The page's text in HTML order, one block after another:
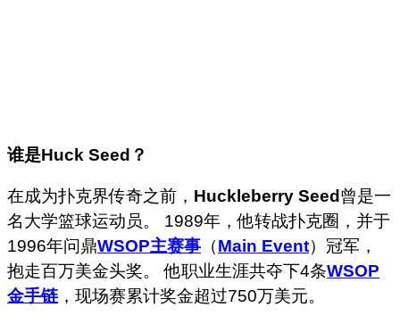
谁是Huck Seed ？
在成为扑克界传奇之前， Huckleberry Seed 曾是一
名大学篮球运动员。 1989年，他转战扑克圈，并于
1996年问鼎WSOP主赛事 （Main Event）冠军，
抱走百万美金头奖。 他职业生涯共夺下4条WSOP
金手链 ，现场赛累计奖金超过750万美元。